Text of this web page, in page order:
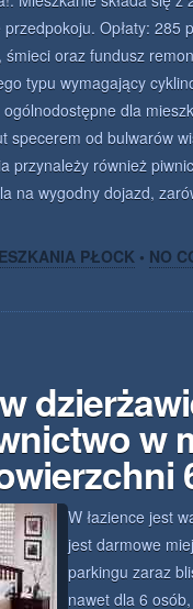
Opłaty:
oraz fundusz
typu wymagający
dla
specerem od bulwarów
przynależy również
na wygodny dojazd,
PŁOCK • NO
w
W łazience jest
jest darmowe
parkingu zaraz
nawet dla 6